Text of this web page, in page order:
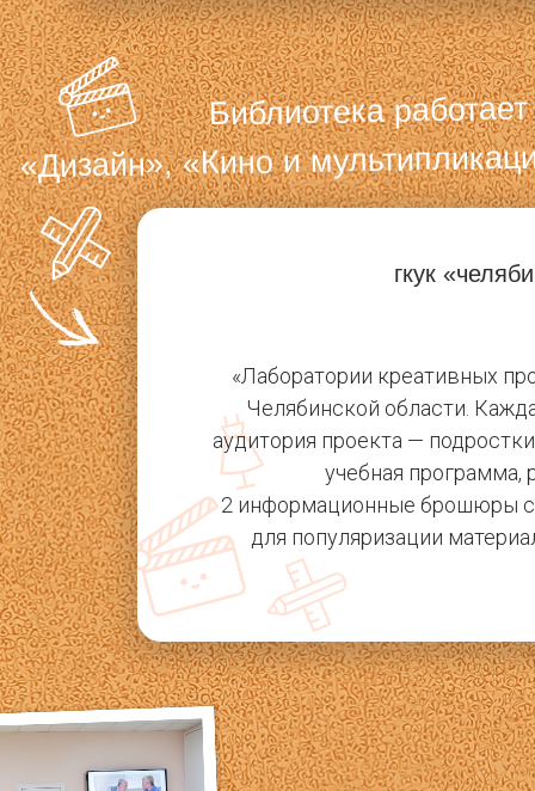
гкук
«Лаборатории креативных
Челябинской области.
аудитория проекта —
учебная программа,
2 информационные брошюры с
для популяризации
Библиотека
«Дизайн», «Кино и